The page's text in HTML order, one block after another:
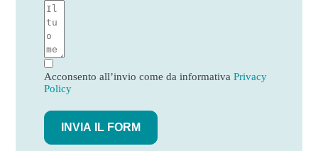
Acconsento all’invio come da informativaPrivacy
Policy
INVIA IL FORM